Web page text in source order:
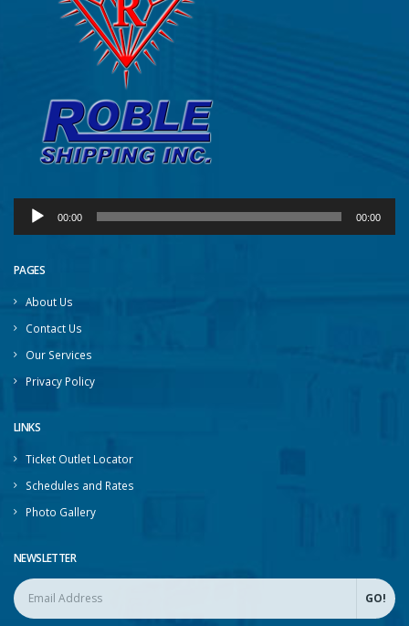
Audio
Player
00:00 00:00
PAGES
About Us
Contact Us
Our Services
Privacy Policy
LINKS
Ticket Outlet Locator
Schedules and Rates
Photo Gallery
NEWSLETTER